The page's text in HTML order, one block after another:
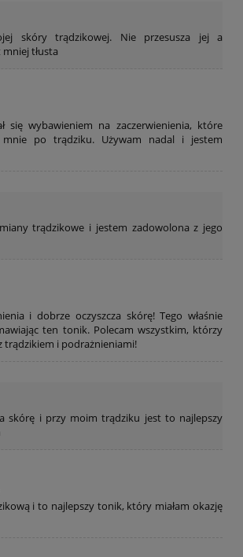
skóry trądzikowej. Nie przesusza jej a
tłusta
się wybawieniem na zaczerwienienia, które
mnie po trądziku. Używam nadal i jestem
trądzikowe i jestem zadowolona z jego
i dobrze oczyszcza skórę! Tego właśnie
ten tonik. Polecam wszystkim, którzy
trądzikiem i podrażnieniami!
skórę i przy moim trądziku jest to najlepszy
i to najlepszy tonik, który miałam okazję